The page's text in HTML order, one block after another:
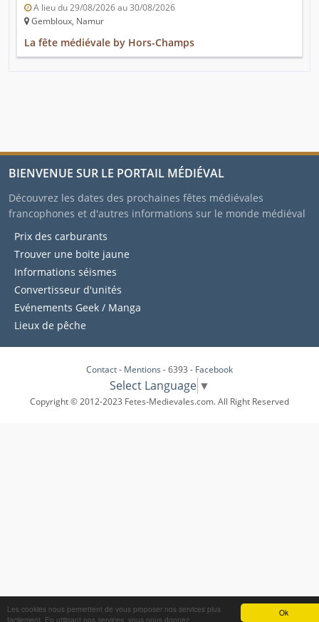
Ok
Les cookies nous permettent de vous proposer nos services plus
facilement. En utilisant nos services, vous nous donnez
A lieu du 29/08/2026 au 30/08/2026
Gembloux, Namur
La fête médiévale by Hors-Champs
BIENVENUE SUR LE PORTAIL MÉDIÉVAL
Découvrez les dates des prochaines fêtes médiévales
francophones et d'autres informations sur le monde médiéval
Prix des carburants
Trouver une boite jaune
Informations séismes
Convertisseur d'unités
Evénements Geek / Manga
Lieux de pêche
Contact- Mentions - 6393 - Facebook
Select Language ▼
Copyright © 2012-2023 Fetes-Medievales.com. All Right Reserved